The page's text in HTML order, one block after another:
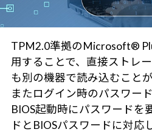
TPM2.0準拠のMicrosoft®
用することで、直接ストレ
も別の機器で読み込むこと
またログイン時のパスワー
BIOS起動時にパスワードを
ドとBIOSパスワードに対応